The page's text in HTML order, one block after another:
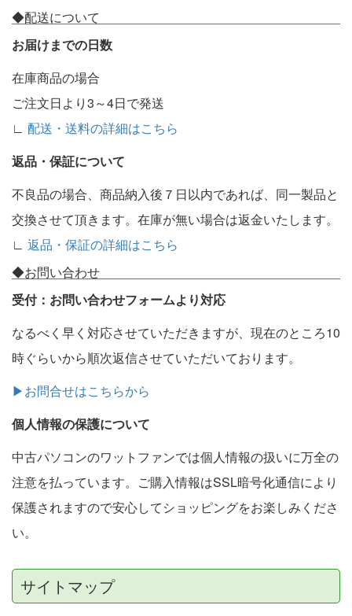
◆配送について
お届けまでの日数
在庫商品の場合
ご注文日より3～4日で発送
∟ 配送・送料の詳細はこちら
返品・保証について
不良品の場合、商品納入後７日以内であれば、同一製品と
交換させて頂きます。在庫が無い場合は返金いたします。
∟ 返品・保証の詳細はこちら
◆お問い合わせ
受付：お問い合わせフォームより対応
なるべく早く対応させていただきますが、現在のところ10
時ぐらいから順次返信させていただいております。
▶お問合せはこちらから
個人情報の保護について
中古パソコンのワットファンでは個人情報の扱いに万全の
注意を払っています。ご購入情報はSSL暗号化通信により
保護されますので安心してショッピングをお楽しみくださ
い。
サイトマップ